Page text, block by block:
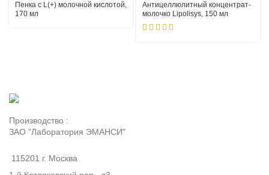
Пенка с L(+) молочной кислотой,
170 мл
Антицеллюлитный концентрат-
молочко Lipolisys, 150 мл
Производство :
ЗАО "Лаборатория ЭМАНСИ"
115201 г. Москва